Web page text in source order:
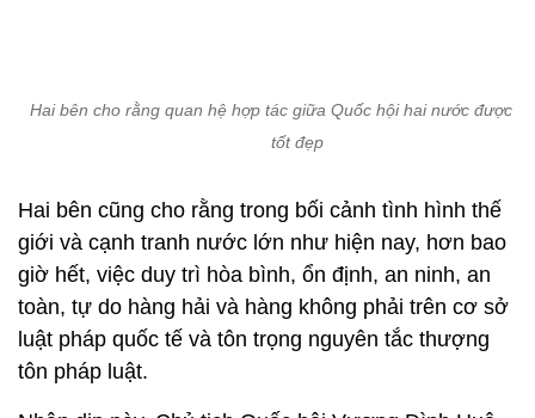
giờ hết, việc duy trì hòa bình, ổn định, an ninh, an
toàn, tự do hàng hải và hàng không phải trên cơ sở
Nhân dịp này, Chủ tịch Quốc hội Vương Đình Huệ
trân trọng mời Chủ tịch Quốc hội Phần Lan thăm
chính thức Việt Nam. Chủ tịch Quốc hội Phần Lan
cảm ơn và vui vẻ nhận lời.
Trước đó vào sáng cùng ngày, Chủ tịch Quốc hội